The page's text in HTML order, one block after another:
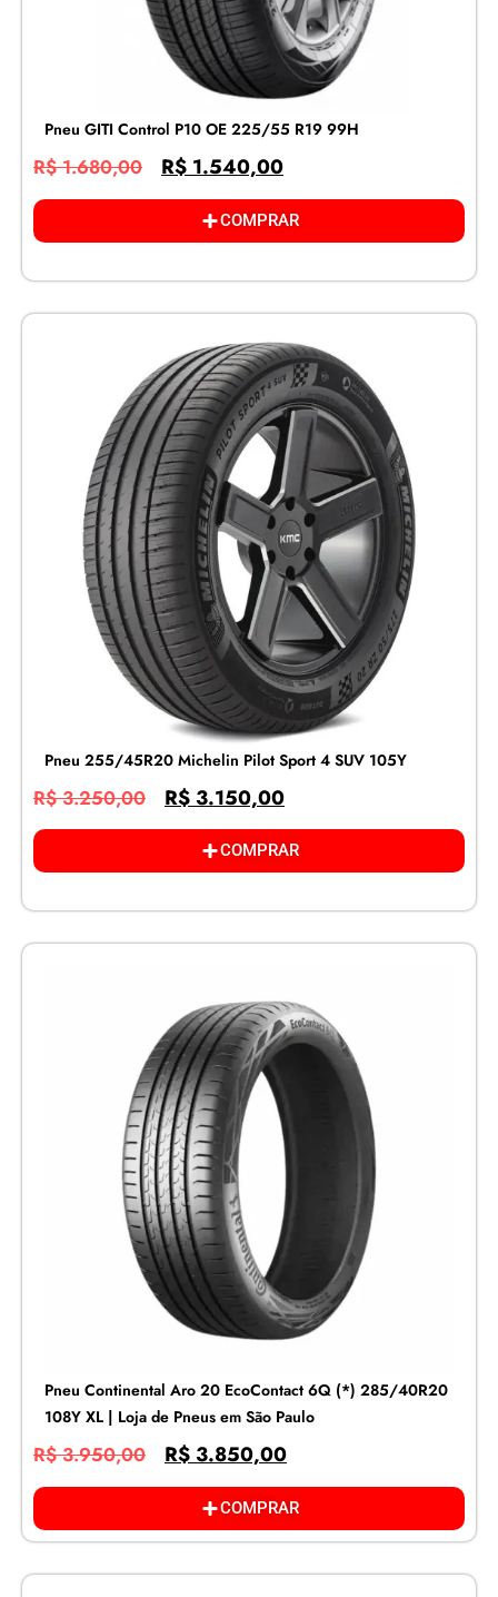
Pneu GITI Control P10 OE 225/55 R19 99H
R$1.680,00 R$1.540,00
COMPRAR
Pneu 255/45R20 Michelin Pilot Sport 4 SUV 105Y
R$3.250,00 R$ 3.150,00
COMPRAR
Pneu Continental Aro 20 EcoContact 6Q (*) 285/40R20
108Y XL | Loja de Pneus em São Paulo
R$3.950,00 R$ 3.850,00
COMPRAR